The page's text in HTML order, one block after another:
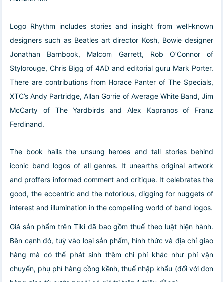
Logo Rhythm includes stories and insight from well-known
designers such as Beatles art director Kosh, Bowie designer
Jonathan Barnbook, Malcom Garrett, Rob O’Connor of
Stylorouge, Chris Bigg of 4AD and editorial guru Mark Porter.
There are contributions from Horace Panter of The Specials,
XTC’s Andy Partridge, Allan Gorrie of Average White Band, Jim
McCarty of The Yardbirds and Alex Kapranos of Franz
Ferdinand.
The book hails the unsung heroes and tall stories behind
iconic band logos of all genres. It unearths original artwork
and proffers informed comment and critique. It celebrates the
good, the eccentric and the notorious, digging for nuggets of
interest and illumination in the compelling world of band logos.
Giá sản phẩm trên Tiki đã bao gồm thuế theo luật hiện hành.
Bên cạnh đó, tuỳ vào loại sản phẩm, hình thức và địa chỉ giao
hàng mà có thể phát sinh thêm chi phí khác như phí vận
chuyển, phụ phí hàng cồng kềnh, thuế nhập khẩu (đối với đơn